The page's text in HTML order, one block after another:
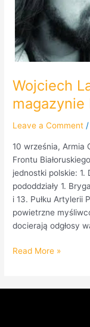
Wojciech
magazynie
Leave a Comment /
10 września, Armia
Frontu
jednostki polskie: 1.
pododdziały 1.
i 13. Pułku Artylerii
powietrzne
docierają odgłosy
Read More »